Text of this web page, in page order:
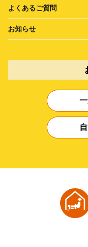
よくあるご質問
お知らせ